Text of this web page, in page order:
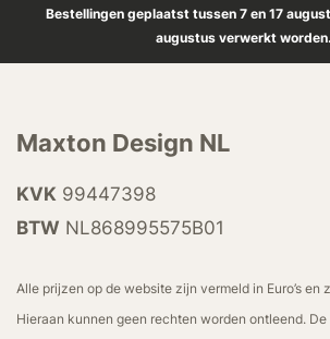
Bestellingen geplaatst tussen 7 en 17
augustus verwerkt worden.
Maxton Design NL
KVK 99447398
BTW NL868995575B01
Alle prijzen op de website zijn vermeld in Euro’s en
Hieraan kunnen geen rechten worden ontleend.